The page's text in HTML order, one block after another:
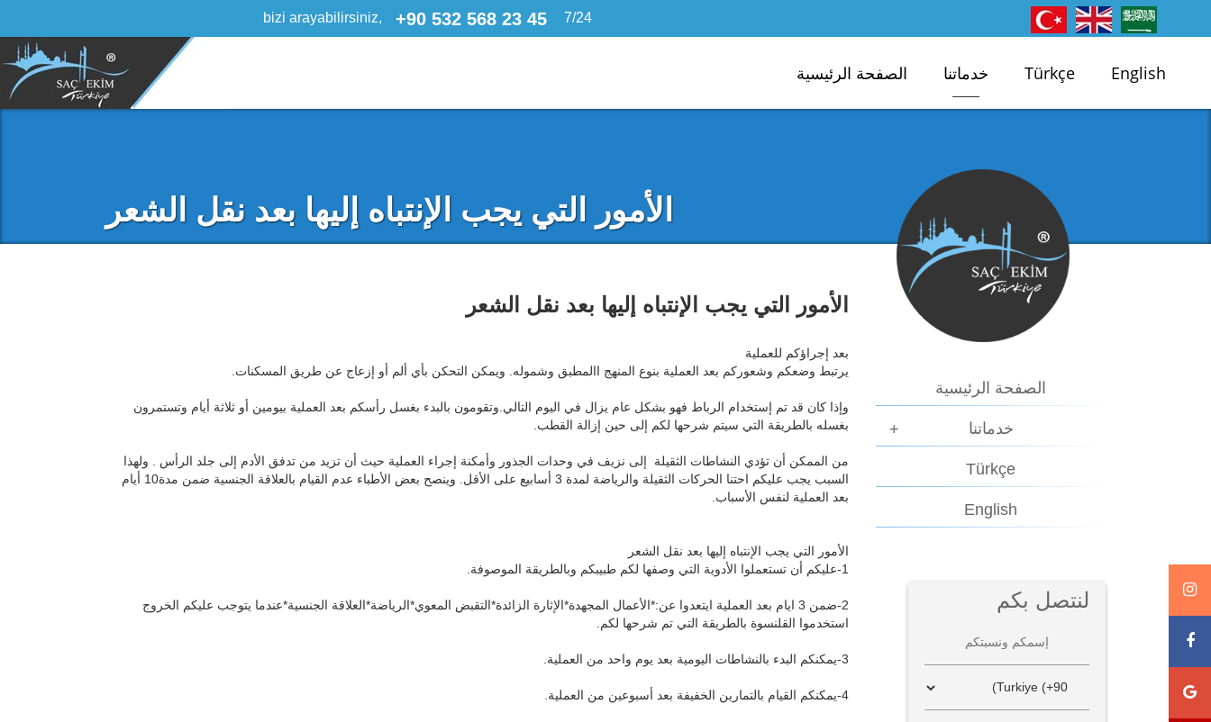
7/24 bizi arayabilirsiniz,
+90 532 568 23 45
الصفحة الرئيسية خدماتنا Türkçe English
الأمور التي يجب الإنتباه إليها بعد نقل الشعر
الأمور التي يجب الإنتباه إليها بعد نقل الشعر
بعد إجراؤكم للعملية
يرتبط وضعكم وشعوركم بعد العملية بنوع المنهج االمطبق وشموله. ويمكن التحكن بأي ألم أو إزعاج عن طريق المسكنات.
وإذا كان قد تم إستخدام الرباط فهو بشكل عام يزال في اليوم التالي.وتقومون بالبدء بغسل رأسكم بعد العملية بيومين أو ثلاثة أيام وتستمرون
بغسله بالطريقة التي سيتم شرحها لكم إلى حين إزالة القطب.
من الممكن أن تؤدي النشاطات الثقيلة إلى نزيف في وحدات الجذور وأمكنة إجراء العملية حيث أن تزيد من تدفق الأدم إلى جلد الرأس . ولهذا
السبب يجب عليكم احتنا الحركات الثقيلة والرياضة لمدة 3 أسابيع على الأقل. وينصح بعض الأطباء عدم القيام بالعلاقة الجنسية ضمن مدة10 أيام
بعد العملية لنفس الأسباب.
الأمور التي يجب الإنتباه إليها بعد نقل الشعر
1-عليكم أن تستعملوا الأدوية التي وصفها لكم طبيبكم وبالطريقة الموصوفة.
2-ضمن 3 ايام بعد العملية ايتعدوا عن:*الأعمال المجهدة*الإثارة الزائدة*التقبض المعوي*الرياضة*العلاقة الجنسية*عندما يتوجب عليكم الخروج
استخدموا القلنسوة بالطريقة التي تم شرحها لكم.
3-يمكنكم البدء بالنشاطات اليومية بعد يوم واحد من العملية.
4-يمكنكم القيام بالتمارين الخفيفة بعد أسبوعين من العملية.
الصفحة الرئيسية
خدماتنا
Türkçe
English
لنتصل بكم